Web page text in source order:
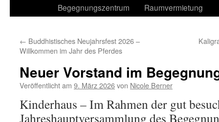
Begegnungszentrum
Raumvermietung
← Buddhistisches Neujahrsfest 2026 –
Willkommen im Jahr des Pferdes
Neuer Vorstand im
Veröffentlicht am 9. März 2026von Nicole Berner
Kinderhaus – Im Rahmen der gut
Jahreshauptversammlung des